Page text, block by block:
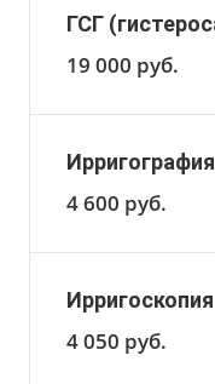
ГСГ
19 000 руб.
4 600 руб.
Ирригоскопия
4 050 руб.